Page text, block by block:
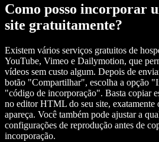
Como posso incorporar
site gratuitamente?
Existem vários serviços gratuitos de
YouTube, Vimeo e Dailymotion, que
vídeos sem custo algum. Depois de
botão "Compartilhar", escolha a opção
"código de incorporação". Basta copiar
no editor HTML do seu site, exatamente
apareça. Você também pode ajustar a
configurações de reprodução antes de
incorporação.